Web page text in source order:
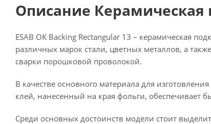
Описание Керамическая
ESAB OK Backing Rectangular 13 – керамическая
различных марок стали, цветных металлов, а
сварки порошковой проволокой.
В качестве основного материала для
клей, нанесенный на края фольги, обеспечивает
Среди основных достоинств модели стоит